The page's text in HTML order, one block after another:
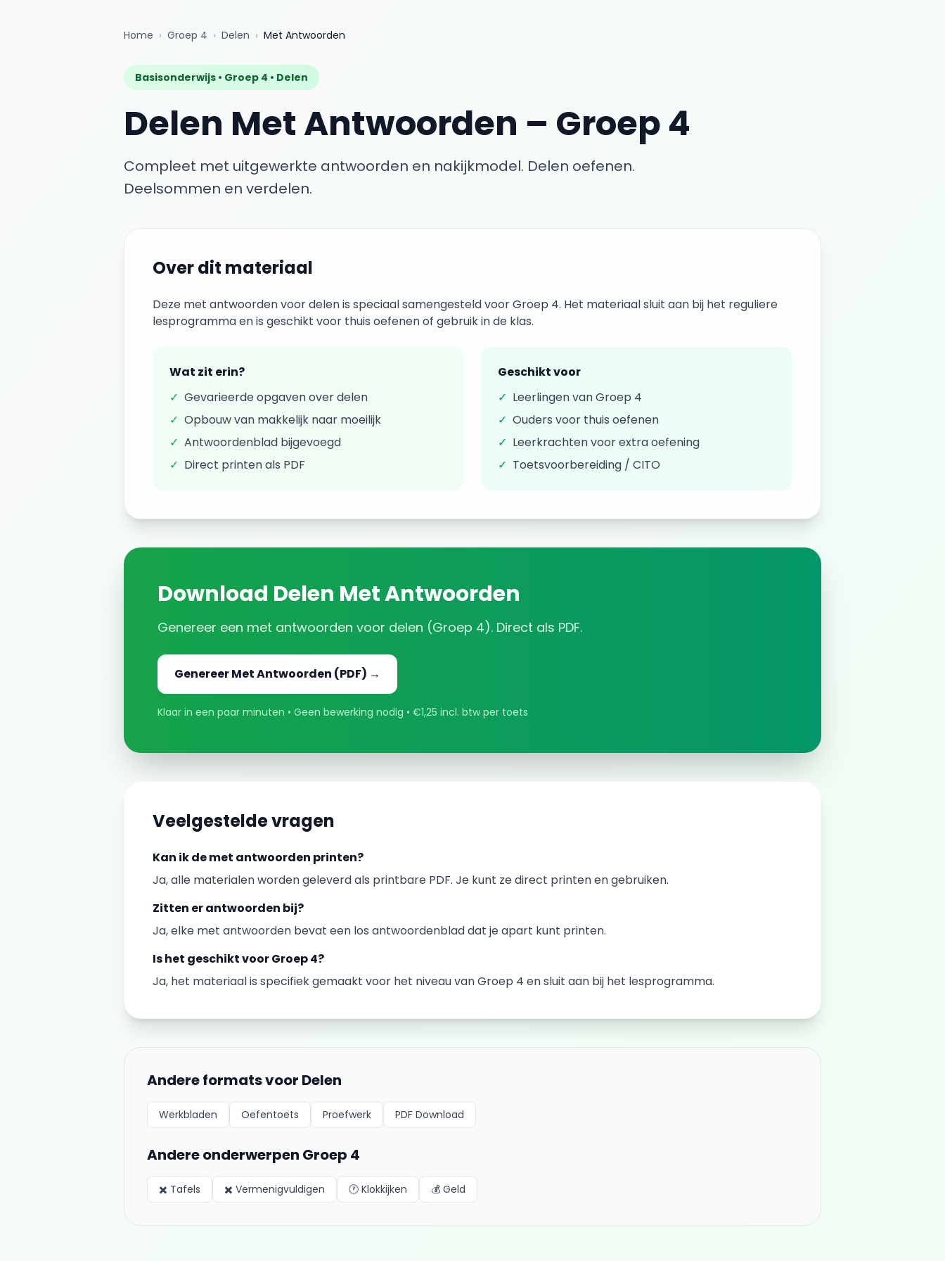
Home › Groep 4 › Delen › Met Antwoorden
Basisonderwijs • Groep 4 • Delen
Delen Met Antwoorden – Groep 4
Compleet met uitgewerkte antwoorden en nakijkmodel. Delen oefenen.
Deelsommen en verdelen.
Over dit materiaal
Deze met antwoordenvoordelenis speciaal samengesteld voorGroep 4. Het materiaal sluit aan bij het reguliere
lesprogramma en is geschikt voor thuis oefenen of gebruik in de klas.
Wat zit erin?
✓ Gevarieerde opgaven overdelen
✓ Opbouw van makkelijk naar moeilijk
✓ Antwoordenblad bijgevoegd
✓ Direct printen als PDF
Geschikt voor
✓ Leerlingen vanGroep 4
✓ Ouders voor thuis oefenen
✓ Leerkrachten voor extra oefening
✓ Toetsvoorbereiding / CITO
Download Delen Met Antwoorden
Genereer een met antwoorden voor delen (Groep 4). Direct als PDF.
GenereerMet Antwoorden (PDF) →
Klaar in een paar minuten • Geen bewerking nodig • €1,25 incl. btw per toets
Veelgestelde vragen
Kan ik demet antwoorden printen?
Ja, alle materialen worden geleverd als printbare PDF. Je kunt ze direct printen en gebruiken.
Zitten er antwoorden bij?
Ja, elke met antwoorden bevat een los antwoordenblad dat je apart kunt printen.
Is het geschikt voorGroep 4?
Ja, het materiaal is specifiek gemaakt voor het niveau vanGroep 4 en sluit aan bij het lesprogramma.
Andere formats voor Delen
Werkbladen Oefentoets Proefwerk PDF Download
Andere onderwerpen Groep 4
✖️ Tafels ✖️ Vermenigvuldigen 🕐 Klokkijken 💰 Geld